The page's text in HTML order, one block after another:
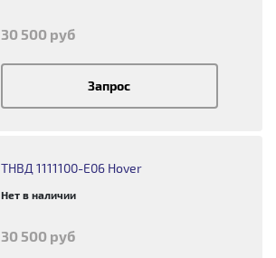
30 500 руб
Запрос
ТНВД 1111100-E06 Hover
Нет в наличии
30 500 руб